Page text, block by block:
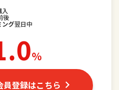
食品
後
ング翌日中
％
員登録はこちら